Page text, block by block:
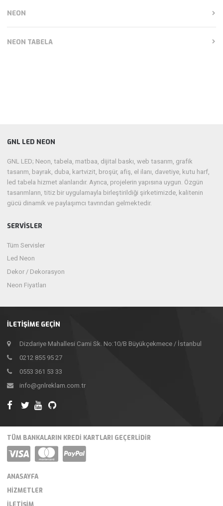
NEON
NEON TABELA
İLETIŞIME GEÇIN
Dizdariye Mahallesi Cami Sk. No:10/B Büyükçekmece / İstanbul
0212 855 95 27
0553 361 53 33
info@gnlreklam.com.tr
GNL LED NEON
GNL LED; Neon, tabela, matbaa, dijital baskı, web tasarım, grafik
tasarım, bayrak, duba, kartvizit, broşür, afiş, el ilanı, davetiye, kutu harf,
led tabela hizmet alanlarıdır. Ayrıca, projelerin yapısına uygun. Özgün
tasarımların, titiz bir uygulamayla birleştirildiği şirketimizde, kalitenin
gücü dinamik ve paylaşımcı tavrından gelmektedir.
SERVISLER
Tüm Servisler
Led Neon
Dekor / Dekorasyon
Neon Fiyatları
TÜM BANKALARIN KREDI KARTLARI GEÇERLIDIR
ANASAYFA
HIZMETLER